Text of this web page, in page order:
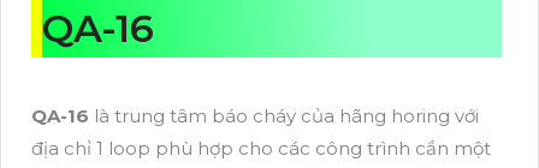
QA-16
QA-16 là trung tâm báo cháy của hãng horing với
địa chỉ 1 loop phù hợp cho các công trình cần một